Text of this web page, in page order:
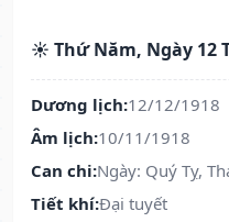
☀️ Thứ Năm, Ngày 12
Dương lịch:12/12/1918
Âm lịch:10/11/1918
Can chi:Ngày: Quý Tỵ,
Tiết khí:Đại tuyết